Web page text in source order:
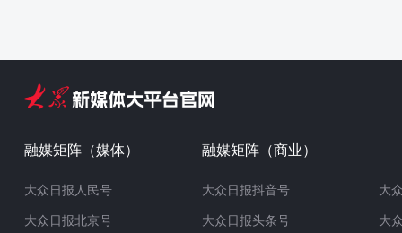
融媒矩阵（媒体）
大众日报人民号
大众日报北京号
融媒矩阵（商业）
大众日报抖音号
大众日报头条号
大
大